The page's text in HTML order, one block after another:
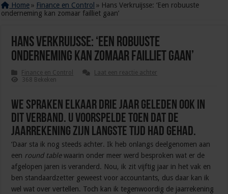
Home » Finance en Control » Hans Verkruijsse: ‘Een robuuste
onderneming kan zomaar failliet gaan’
Hans Verkruijsse: ‘Een robuuste
onderneming kan zomaar failliet gaan’
Finance en Control
Laat een reactie achter
368 Bekeken
We spraken elkaar drie jaar geleden ook in
dit verband. U voorspelde toen dat de
jaarrekening zijn langste tijd had gehad.
‘Daar sta ik nog steeds achter. Ik heb onlangs deelgenomen aan
een round tablewaarin onder meer werd besproken wat er de
afgelopen jaren is veranderd. Nou, ik zit vijftig jaar in het vak en
ben standaardzetter geweest voor accountants, dus daar kan ik
wel wat over vertellen. Toch kan ik tegenwoordig de jaarrekening